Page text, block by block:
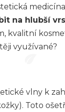
na hlubší
kvalitní
využívané?
vlny k
Toto